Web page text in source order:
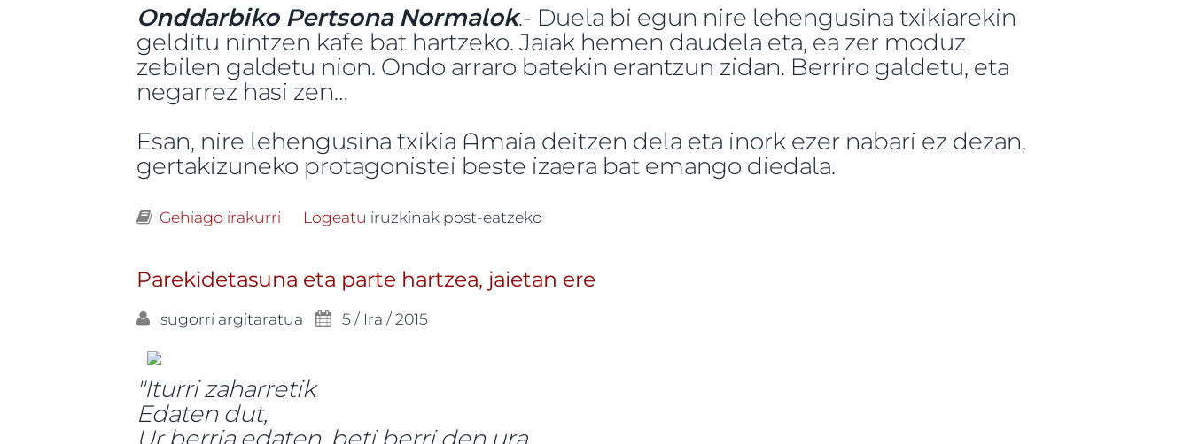
Onddarbiko Pertsona Normalok.- Duela bi egun nire lehengusina txikiarekin
gelditu nintzen kafe bat hartzeko. Jaiak hemen daudela eta, ea zer moduz
zebilen galdetu nion. Ondo arraro batekin erantzun zidan. Berriro galdetu, eta
negarrez hasi zen…
Esan, nire lehengusina txikia Amaia deitzen dela eta inork ezer nabari ez dezan,
gertakizuneko protagonistei beste izaera bat emango diedala.
Gehiago irakurri Dena ez da dirudien bezain polita -ri buruz
Logeatu iruzkinak post-eatzeko
Parekidetasuna eta parte hartzea, jaietan ere
sugorri argitaratua 5 / Ira / 2015
"Iturri zaharretik
Edaten dut,
Ur berria edaten, beti berri den ura